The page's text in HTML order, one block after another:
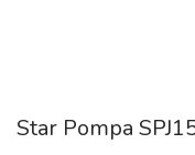
Star Pompa